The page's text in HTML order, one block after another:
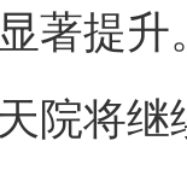
著提升
将继